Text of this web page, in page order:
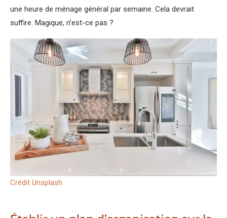
une heure de ménage général par semaine. Cela devrait
suffire. Magique, n’est-ce pas ?
Crédit Unsplash